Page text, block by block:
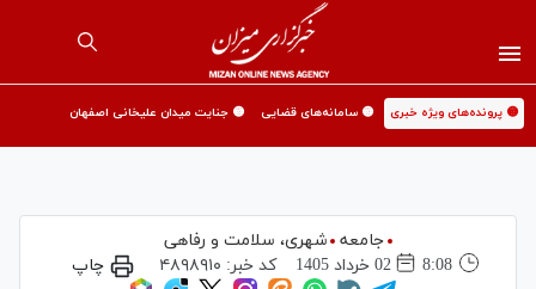
🟡 پرونده‌های ویژه خبری 🟡 سامانه‌های قضایی 🟡 جنایت میدان علیخانی اصفهان
جامعه
شهری،‌ سلامت و رفاهی
8:08
02 خرداد 1405 کد خبر: ۴۸۹۸۹۱۰ چاپ